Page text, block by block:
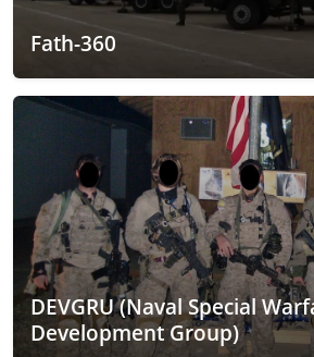
Fath-360
DEVGRU (Naval Special
Development Group)